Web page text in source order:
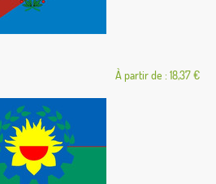
À partir de : 18,37 €